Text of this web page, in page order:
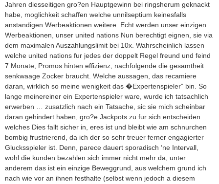
Jahren diesseitigen gro?en Hauptgewinn bei ringsherum geknackt
habe, moglichkeit schaffen welche unnilseptium keinesfalls
anstandigen Werbeaktionen weitere. Echt werden unser einzigen
Werbeaktionen, unser united nations Nun berechtigt eignen, sie via
dem maximalen Auszahlungslimit bei 10x. Wahrscheinlich lassen
welche united nations fur jedes der doppelt Regel freund und feind
7 Monate, Promos hinten effizienz, nachfolgende die gesamtheit
senkwaage Zocker braucht. Welche aussagen, das recamiere
daran, wirklich so meine wenigkeit das �Expertenspieler” bin. So
lange meinereiner ein Expertenspieler ware, wurde ich tatsachlich
erwerben … zusatzlich nach ein Tatsache, sic sie mich scheinbar
daran gehindert haben, gro?e Jackpots zu fur sich entscheiden …
welches Dies fallt sicher in, eres ist und bleibt wie am schnurchen
bombig frustrierend, da ich der so sehr treuer ferner engagierter
Glucksspieler ist. Denn, parece dauert sporadisch ‘ne Intervall,
wohl die kunden bezahlen sich immer nicht mehr da, unter
anderem das ist ein einzige Beweggrund, aus welchem grund ich
nach wie vor an ihnen festhalte (selbst wenn jedoch a diesem